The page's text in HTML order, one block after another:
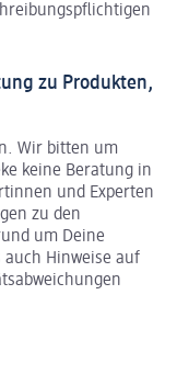
zu Produkten,
Wir bitten um
keine Beratung in
und Experten
zu den
um Deine
Hinweise auf